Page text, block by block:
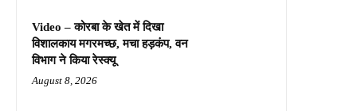
Video – कोरबा के खेत में दिखा
विशालकाय मगरमच्छ, मचा हड़कंप, वन
विभाग ने किया रेस्क्यू
August 8, 2026